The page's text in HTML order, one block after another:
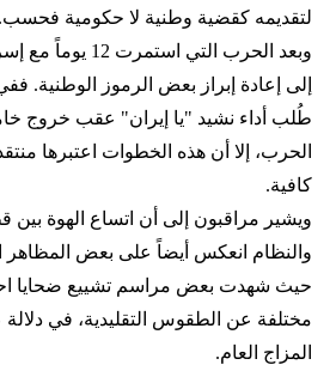
لتقديمه كقضية وطنية لا حكومية فحسب.
وبعد الحرب التي
إلى إعادة إبراز بعض الرموز الوطنية.
طُلب أداء نشيد "يا إيران" عقب خروج
الحرب، إلا أن هذه الخطوات اعتبرها
كافية.
ويشير مراقبون إلى أن اتساع الهوة
والنظام انعكس أيضاً على بعض المظاهر
حيث شهدت بعض مراسم تشييع ضحايا
مختلفة عن الطقوس التقليدية، في
المزاج العام.